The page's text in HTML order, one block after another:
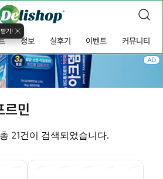
기!
정보 실후기 이벤트 커뮤니티
르민
21건이 검색되었습니다.
AD